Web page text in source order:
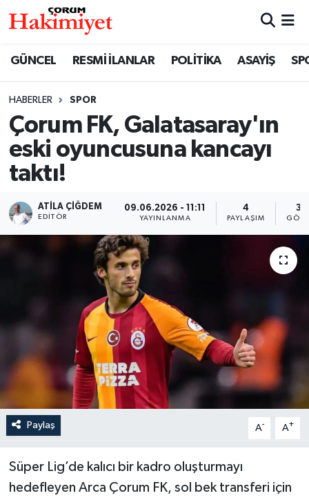
GÜNCEL RESMİ İLANLAR POLİTİKA ASAYİŞ
HABERLER SPOR
Çorum FK, Galatasaray'ın
eski oyuncusuna kancayı
taktı!
ATILA ÇIĞDEM
EDITÖR
09.06.2026 - 11:11
YAYINLANMA
4
PAYLAŞIM
Paylaş A- A+
Süper Lig’de kalıcı bir kadro oluşturmayı
hedefleyen Arca Çorum FK, sol bek transferi için
SAĞLIK
ASAYİŞ
İLÇELER
OTOPARK
TEKNOLOJİ
Nöbetçi Eczaneler
Çorum Namaz Vakitleri
Trafik Durumu
Son Dakika Haberleri
Haber Arşivi